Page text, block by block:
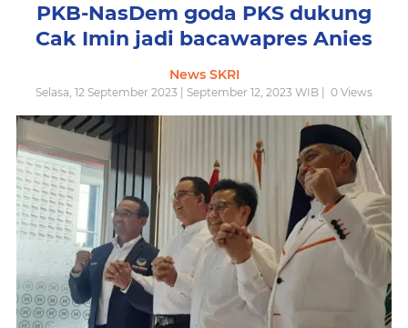
PKB-NasDem goda PKS dukung
Cak Imin jadi bacawapres Anies
News SKRI
Selasa, 12 September 2023 | September 12, 2023 WIB | 0 Views